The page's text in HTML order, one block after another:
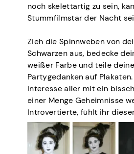
noch skelettartig zu sein,
Stummfilmstar der Nacht
Zieh die Spinnweben von
Schwarzen aus, bedecke
weißer Farbe und teile
Partygedanken auf
Interesse aller mit ein
einer Menge Geheimnisse
Introvertierte, fühlt ihr